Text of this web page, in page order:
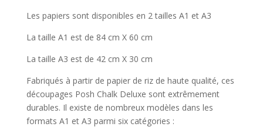
Les papiers sont disponibles en 2 tailles A1 et A3
La taille A1 est de 84 cm X 60 cm
La taille A3 est de 42 cm X 30 cm
Fabriqués à partir de papier de riz de haute qualité, ces
découpages Posh Chalk Deluxe sont extrêmement
durables. Il existe de nombreux modèles dans les
formats A1 et A3 parmi six catégories :